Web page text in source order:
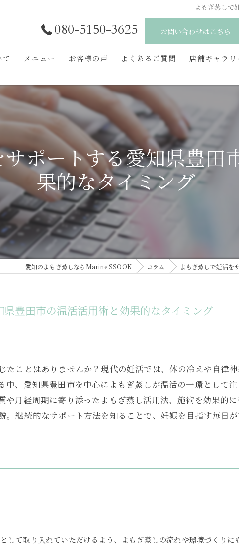
よもぎ蒸しで
080-5150-3625 お問い合わせはこちら
メニュー お客様の声 よくあるご質問 店舗ギャラリ
ポートする愛知県豊田
果的なタイミング
愛知のよもぎ蒸しならMarine SSOOK コラム よもぎ蒸しで妊活を
豊田市の温活活用術と効果的なタイミング
たことはありませんか？現代の妊活では、体の冷えや自律
中、愛知県豊田市を中心によもぎ蒸しが温活の一環として
や月経周期に寄り添ったよもぎ蒸し活用法、施術を効果的
。継続的なサポート方法を知ることで、妊娠を目指す毎日
して取り入れていただけるよう、よもぎ蒸しの流れや環境づくり